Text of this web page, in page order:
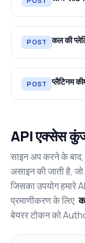
POST कल की
POST प्लैटिनम
API एक्सेस
साइन अप करने के
असाइन की जाती है,
जिसका उपयोग हमारे
प्रमाणीकरण के लिए
बेयरर टोकन को